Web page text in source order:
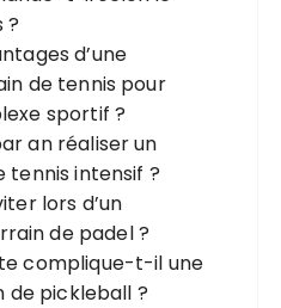
?
d’une
de tennis pour
sportif ?
an réaliser un
intensif ?
lors d’un
de padel ?
complique-t-il une
de pickleball ?